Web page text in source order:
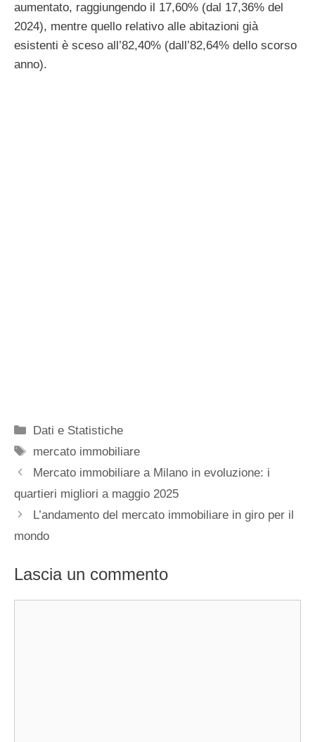
aumentato, raggiungendo il 17,60% (dal 17,36% del
2024), mentre quello relativo alle abitazioni già
esistenti è sceso all’82,40% (dall’82,64% dello scorso
anno).
Categorie
Dati e Statistiche
Tag
mercato immobiliare
Mercato immobiliare a Milano in evoluzione: i
quartieri migliori a maggio 2025
L’andamento del mercato immobiliare in giro per il
mondo
Lascia un commento